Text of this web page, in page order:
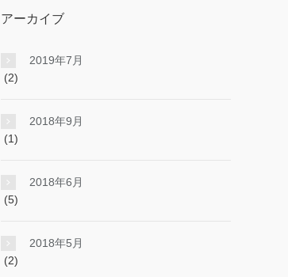
アーカイブ
2019年7月
(2)
2018年9月
(1)
2018年6月
(5)
2018年5月
(2)